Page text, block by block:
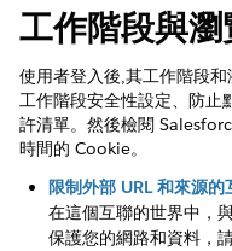
工作階段與
使用者登入後,其工作階段
工作階段安全性設定、防止
許清單。然後檢閱
時間的 Cookie。
限制外部 URL 和來源的
在這個互聯的世界中，
保護您的網路和資料，